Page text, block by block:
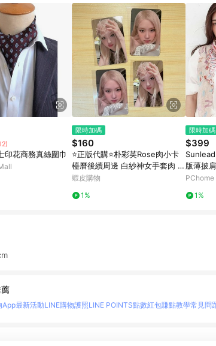
印花商務真絲圍巾
限時加碼
$160
⭐正版代購⭐朴彩英Rose肉小卡
檯曆後續周邊 白紗神女手套肉 水
晶頭帘肉 摸頭肉 BLACKPINK
蝦皮購物
1%
限時加碼
$399
版薄披
1%
App最新活動LINE購物護照LINE POINTS點數紅包賺點教學常見問